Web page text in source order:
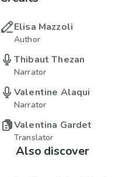
Elisa Mazzoli
Author
Thibaut Thezan
Narrator
Valentine Alaqui
Narrator
Valentina Gardet
Translator
Also discover